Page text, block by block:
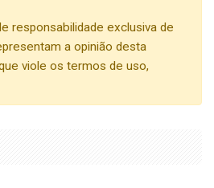
responsabilidade exclusiva de
a opinião desta
viole os termos de uso,